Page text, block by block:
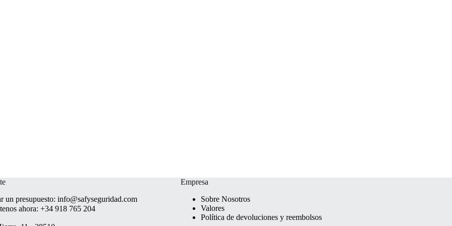
un presupuesto:info@safyseguridad.com
ahora:+34 918 765 204
Empresa
Sobre Nosotros
Valores
Política de devoluciones y reembolsos